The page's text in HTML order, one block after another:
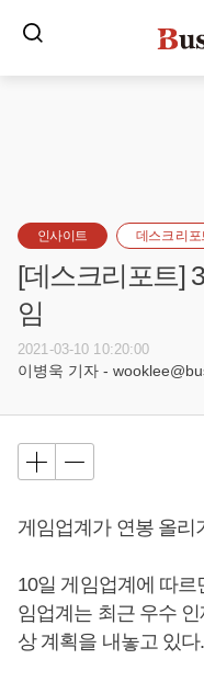
인사이트 데스크 리포
[데스크리포트]
임
2021-03-10 10:20:00
이병욱 기자 -
게임업계가 연봉 올리
10일 게임업계에 따르
임업계는 최근 우수
상 계획을 내놓고 있다.